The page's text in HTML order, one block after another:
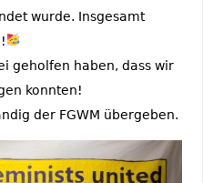
wurde. Insgesamt
geholfen haben, dass wir
konnten!
der FGWM übergeben.